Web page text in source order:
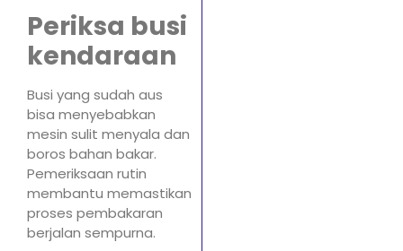
Periksa busi
kendaraan
Busi yang sudah aus
bisa menyebabkan
mesin sulit menyala dan
boros bahan bakar.
Pemeriksaan rutin
membantu memastikan
proses pembakaran
berjalan sempurna.